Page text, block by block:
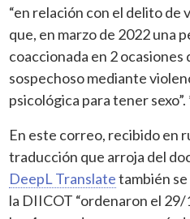
“en relación con el delito de
que, en marzo de 2022 una
coaccionada en 2 ocasiones
sospechoso mediante
psicológica para tener sexo”.
En este correo, recibido en
traducción que arroja del
DeepL Translatetambién
la DIICOT “ordenaron el